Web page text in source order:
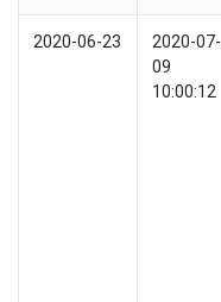
2020-06-23
2020-07-
09
10:00:12